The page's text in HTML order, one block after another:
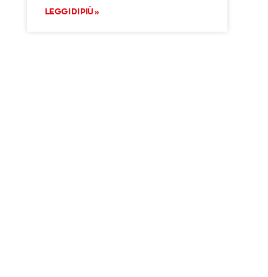
LEGGI DI PIÙ »